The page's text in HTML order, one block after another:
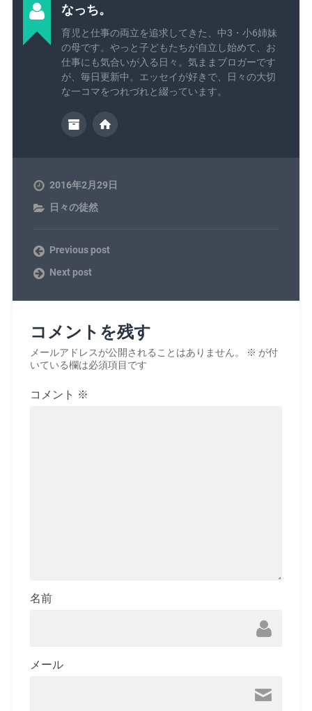
なっち。
育児と仕事の両立を追求してきた、中3・小6姉妹
の母です。やっと子どもたちが自立し始めて、お
仕事にも気合いが入る日々。気ままブロガーです
が、毎日更新中。エッセイが好きで、日々の大切
な一コマをつれづれと綴っています。
2016年2月29日
日々の徒然
Previous post
Next post
コメントを残す
メールアドレスが公開されることはありません。 ※ が付
いている欄は必須項目です
コメント ※
名前
メール